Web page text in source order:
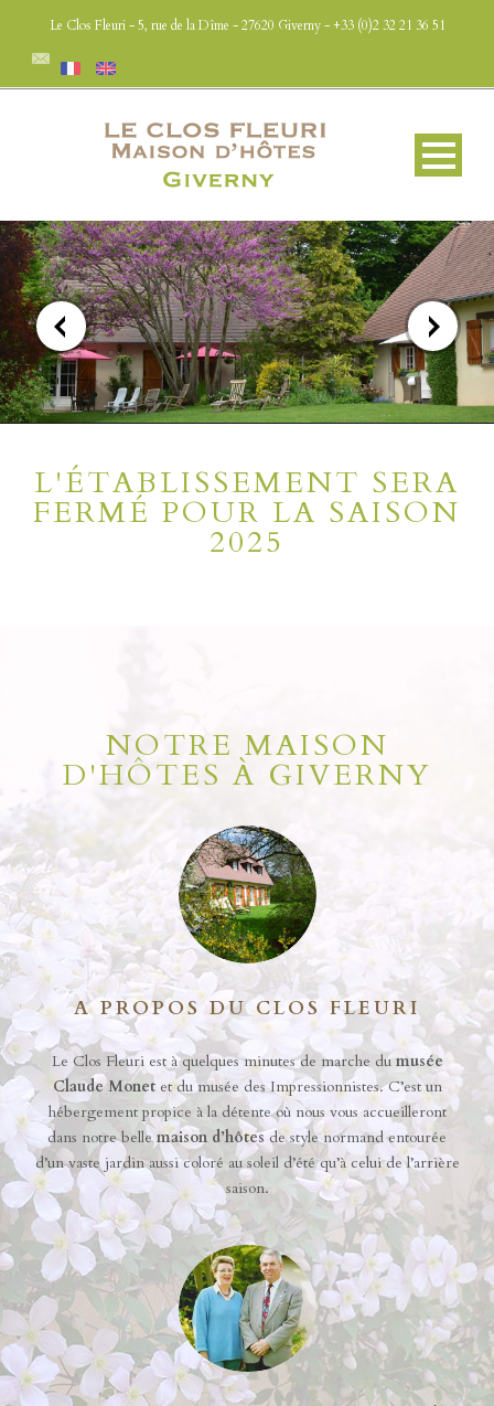
Le Clos Fleuri - 5, rue de la Dîme - 27620 Giverny - +33 (0)2 32 21 36 51
L'ÉTABLISSEMENT SERA
FERMÉ POUR LA SAISON
2025
NOTRE MAISON
D'HÔTES À GIVERNY
A PROPOS DU CLOS FLEURI
Le Clos Fleuri est à quelques minutes de marche dumusée
Claude Monetet du musée des Impressionnistes. C’est un
hébergement propice à la détente où nous vous accueilleront
dans notre bellemaison d’hôtesde style normand entourée
d’un vaste jardin aussi coloré au soleil d’été qu’à celui de l’arrière
saison.